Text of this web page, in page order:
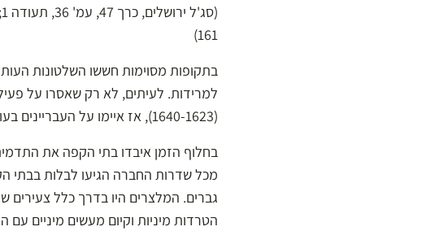
(סג'ל ירושלים, כרך 47, עמ' 36, תעודה 1; U. Heyd,
161)
בתקופות מסוימות חששו השלטונות
למרידות. לעיתים, לא רק שאסרו על
(1640-1623), אז איימו על העבריינים בעונשים חמורים ביותר.
בחלוף הזמן איבדו בתי הקפה את
מכל שדרות החברה הגיעו לבלות בבתי
גברים. המלצרים היו בדרך כלל צעירים
הטרדות מיניות וקיום מעשים מיניים עם